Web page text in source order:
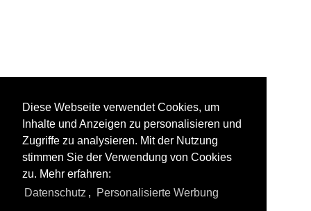
Diese Webseite verwendet Cookies, um
Inhalte und Anzeigen zu personalisieren und
Zugriffe zu analysieren. Mit der Nutzung
stimmen Sie der Verwendung von Cookies
zu. Mehr erfahren:
Datenschutz , Personalisierte Werbung